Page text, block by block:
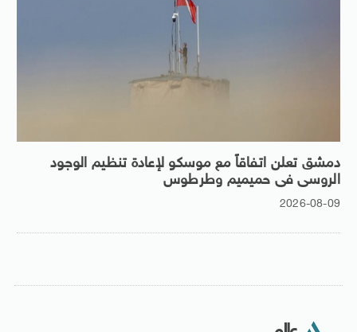
دمشق تعلن اتفاقاً مع موسكو لإعادة تنظيم الوجود
الروسى فى حميميم وطرطوس
2026-08-09